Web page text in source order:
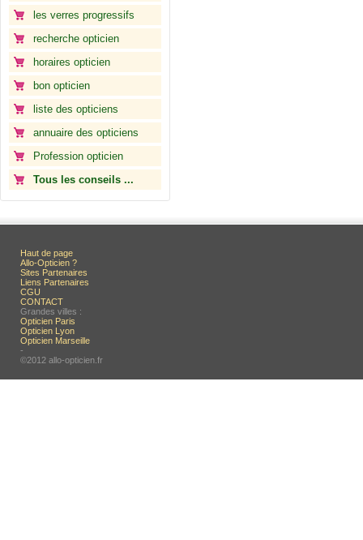
les verres progressifs
recherche opticien
horaires opticien
bon opticien
liste des opticiens
annuaire des opticiens
Profession opticien
Tous les conseils ...
Haut de page
Allo-Opticien ?
Sites Partenaires
Liens Partenaires
CGU
CONTACT
Grandes villes :
Opticien Paris
Opticien Lyon
Opticien Marseille
-
©2012 allo-opticien.fr